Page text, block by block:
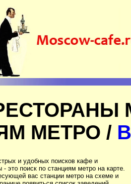
МЕТРО /
и удобных поисков кафе и
это поиск по станциям метро на карте.
вас станции метро на схеме и